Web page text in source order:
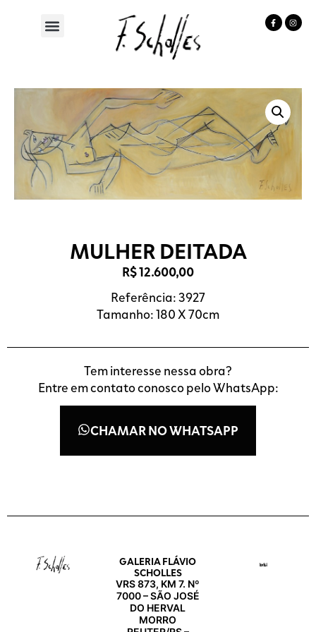
MULHER DEITADA
R$12.600,00
Referência: 3927
Tamanho: 180 X 70cm
Tem interesse nessa obra?
Entre em contato conosco pelo WhatsApp:
CHAMAR NO WHATSAPP
GALERIA FLÁVIO
SCHOLLES
VRS 873, KM 7. Nº
7000 – SÃO JOSÉ
DO HERVAL
MORRO